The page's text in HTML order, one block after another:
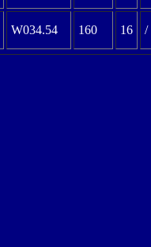
W034.54 160 16 /